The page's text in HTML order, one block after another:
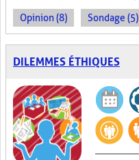
Opinion (8) Sondage (5)
DILEMMES ÉTHIQUES